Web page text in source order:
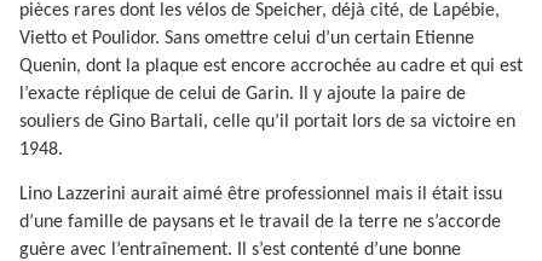
pièces rares dont les vélos de Speicher, déjà cité, de Lapébie,
Vietto et Poulidor. Sans omettre celui d’un certain Etienne
Quenin, dont la plaque est encore accrochée au cadre et qui est
l’exacte réplique de celui de Garin. Il y ajoute la paire de
souliers de Gino Bartali, celle qu’il portait lors de sa victoire en
1948.
Lino Lazzerini aurait aimé être professionnel mais il était issu
d’une famille de paysans et le travail de la terre ne s’accorde
guère avec l’entraînement. Il s’est contenté d’une bonne